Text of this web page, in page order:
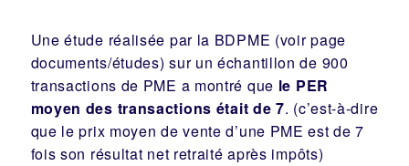
Une étude réalisée par la BDPME (voir page
documents/études) sur un échantillon de 900
transactions de PME a montré que le PER
moyen des transactions était de 7. (c’est-à-dire
que le prix moyen de vente d’une PME est de 7
fois son résultat net retraité après impôts)